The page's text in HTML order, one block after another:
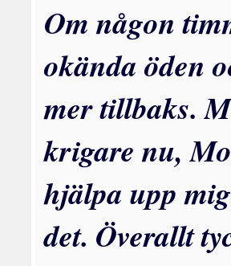
Om någon
okända öden
mer tillbaks.
krigare nu,
hjälpa upp
det. Överallt